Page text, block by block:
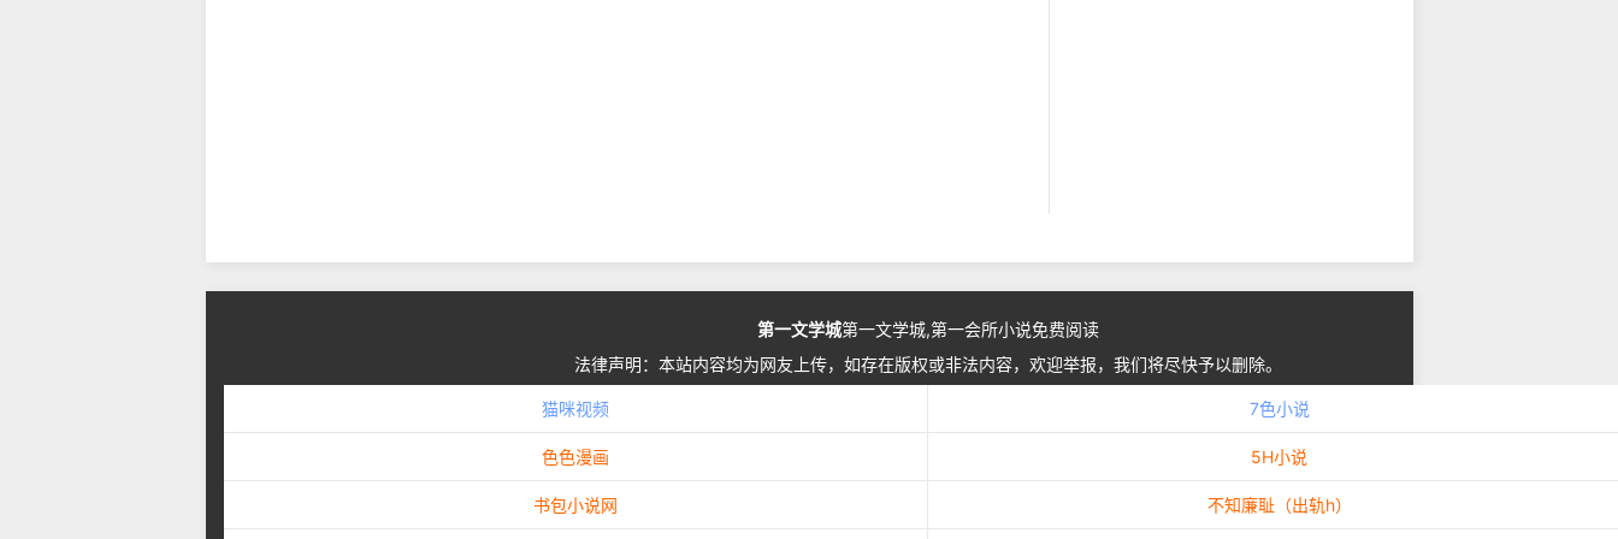
第一文学城第一文学城,第一会所小说免费阅读
法律声明：本站内容均为网友上传，如存在版权或非法内容，欢迎举报，我们将尽快予以删除。
猫咪视频 7色小说
色色漫画 5H小说
书包小说网 不知廉耻（出轨h）